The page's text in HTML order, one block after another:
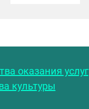
оказания услуг
культуры